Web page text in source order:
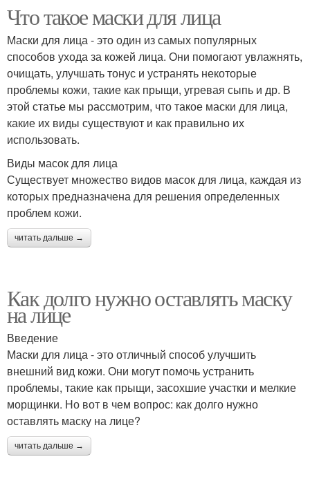
Что такое маски для лица
Маски для лица - это один из самых популярных
способов ухода за кожей лица. Они помогают увлажнять,
очищать, улучшать тонус и устранять некоторые
проблемы кожи, такие как прыщи, угревая сыпь и др. В
этой статье мы рассмотрим, что такое маски для лица,
какие их виды существуют и как правильно их
использовать.
Виды масок для лица
Существует множество видов масок для лица, каждая из
которых предназначена для решения определенных
проблем кожи.
читать дальше →
Как долго нужно оставлять маску
на лице
Введение
Маски для лица - это отличный способ улучшить
внешний вид кожи. Они могут помочь устранить
проблемы, такие как прыщи, засохшие участки и мелкие
морщинки. Но вот в чем вопрос: как долго нужно
оставлять маску на лице?
читать дальше →